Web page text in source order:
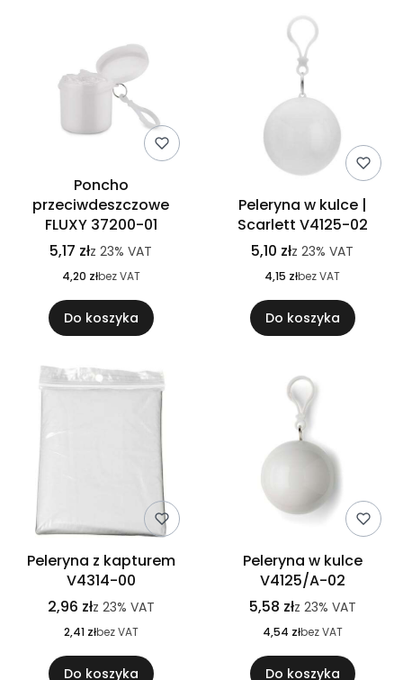
Poncho
przeciwdeszczowe
FLUXY 37200-01
5,17 złz 23% VAT
4,20 złbez VAT
Do koszyka
Peleryna w kulce |
Scarlett V4125-02
5,10 złz 23% VAT
4,15 złbez VAT
Do koszyka
Peleryna z kapturem
V4314-00
2,96 złz 23% VAT
2,41 złbez VAT
Do koszyka
Peleryna w kulce
V4125/A-02
5,58 złz 23% VAT
4,54 złbez VAT
Do koszyka